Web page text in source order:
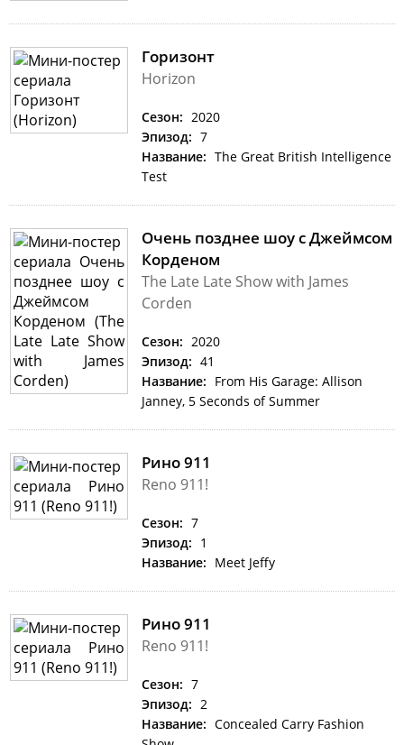
Горизонт
Horizon
Сезон: 2020
Эпизод: 7
Название: The Great British Intelligence
Test
Очень позднее шоу с Джеймсом
Корденом
The Late Late Show with James
Corden
Сезон: 2020
Эпизод: 41
Название: From His Garage: Allison
Janney, 5 Seconds of Summer
Рино 911
Reno 911!
Сезон: 7
Эпизод: 1
Название: Meet Jeffy
Рино 911
Reno 911!
Сезон: 7
Эпизод: 2
Название: Concealed Carry Fashion